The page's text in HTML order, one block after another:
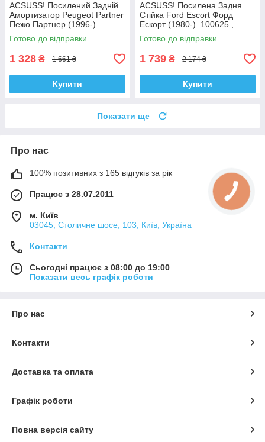
ACSUSS! Посилений Задній
Амортизатор Peugeot Partner
Пежо Партнер (1996-).
200450 , 341237 Корея!
Готово до відправки
1 328 ₴ 1 661 ₴
Купити
ACSUSS! Посилена Задня
Стійка Ford Escort Форд
Ескорт (1980-). 100625 ,
332801 Корея!
Готово до відправки
1 739 ₴ 2 174 ₴
Купити
Показати ще
Про нас
100% позитивних з 165 відгуків за рік
Працює з 28.07.2011
м. Київ
03045, Столичне шосе, 103, Київ, Україна
Контакти
Сьогодні працює з 08:00 до 19:00
Показати весь графік роботи
Про нас
Контакти
Доставка та оплата
Графік роботи
Повна версія сайту